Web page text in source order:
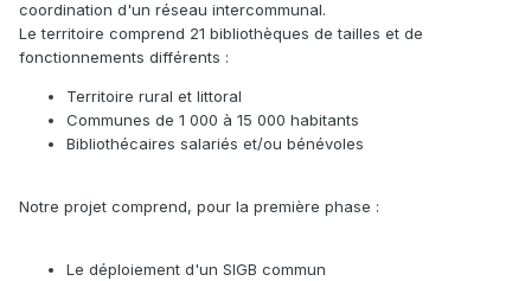
coordination d'un réseau intercommunal.
Le territoire comprend 21 bibliothèques de tailles et de
fonctionnements différents :
Territoire rural et littoral
Communes de 1 000 à 15 000 habitants
Bibliothécaires salariés et/ou bénévoles
Notre projet comprend, pour la première phase :
Le déploiement d'un SIGB commun